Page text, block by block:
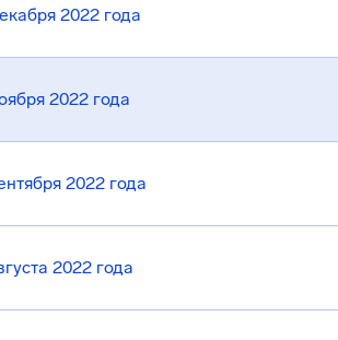
2022 года
2022 года
2022 года
2022 года